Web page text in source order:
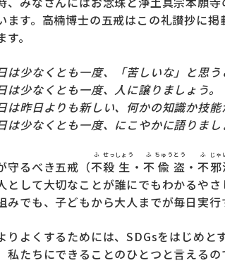
ます。高楠博士の五戒はこの礼讃抄に
。
は少なくとも一度、「苦しいな」と思う
は少なくとも一度、人に譲りましょう。
は昨日よりも新しい、何かの知識か技能
は少なくとも一度、にこやかに語りまし
守るべき五戒（不
ふ
殺
せっ
生
しょう
・ 不
ふ
偸
ちゅう
盗
とう
・不
ふ
邪
じゃ
として大切なことが誰にでもわかるや
みでも、子どもから大人までが毎日実
りよくするためには、SDGsをはじめと
私たちにできることのひとつと言えるの